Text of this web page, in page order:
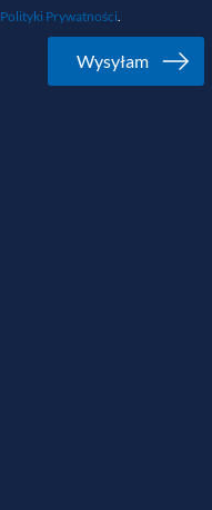
Polityki Prywatności.